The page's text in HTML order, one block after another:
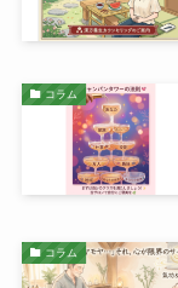
コラム
コラム